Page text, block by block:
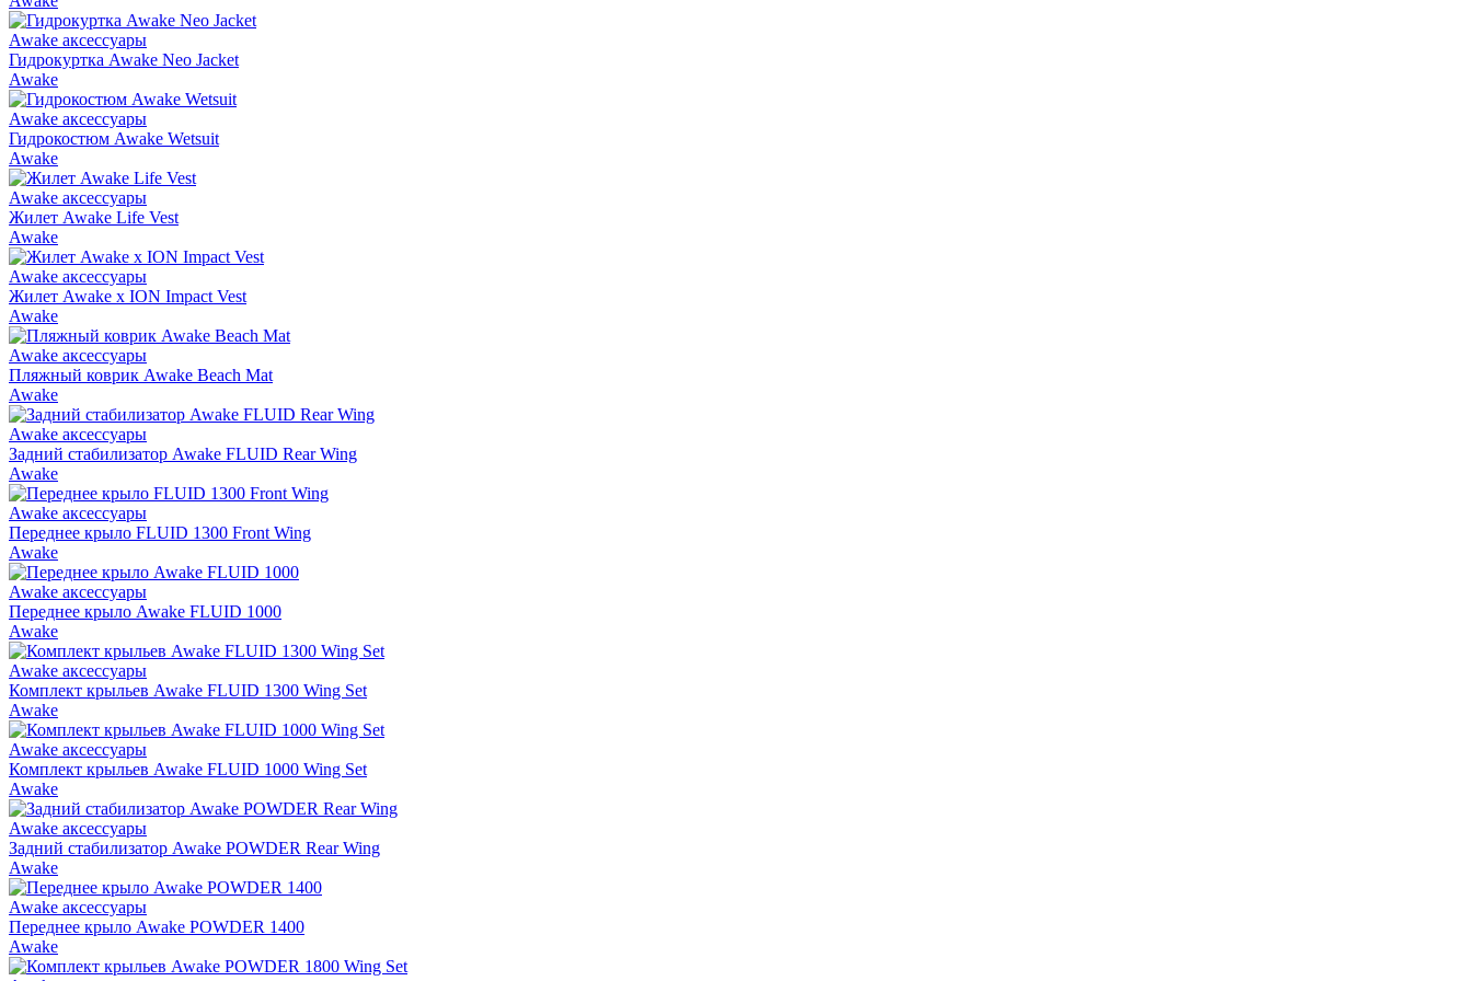
Awake аксессуары
Гидрокуртка Awake Neo Jacket
Awake
Awake аксессуары
Гидрокостюм Awake Wetsuit
Awake
Awake аксессуары
Жилет Awake Life Vest
Awake
Awake аксессуары
Жилет Awake x ION Impact Vest
Awake
Awake аксессуары
Пляжный коврик Awake Beach Mat
Awake
Awake аксессуары
Задний стабилизатор Awake FLUID Rear Wing
Awake
Awake аксессуары
Переднее крыло FLUID 1300 Front Wing
Awake
Awake аксессуары
Переднее крыло Awake FLUID 1000
Awake
Awake аксессуары
Комплект крыльев Awake FLUID 1300 Wing Set
Awake
Awake аксессуары
Комплект крыльев Awake FLUID 1000 Wing Set
Awake
Awake аксессуары
Задний стабилизатор Awake POWDER Rear Wing
Awake
Awake аксессуары
Переднее крыло Awake POWDER 1400
Awake